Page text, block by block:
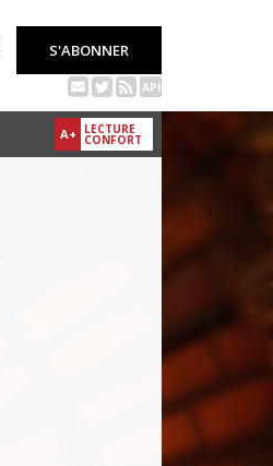
S'ABONNER
API
A+ LECTURE
CONFORT